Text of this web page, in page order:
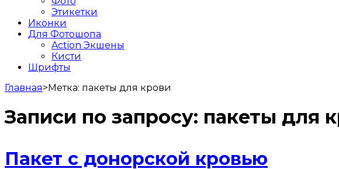
Этикетки
Иконки
Для Фотошопа
Action Экшены
Кисти
Шрифты
Главная>Метка: пакеты для крови
Записи по запросу: пакеты для
Пакет с донорской кровью